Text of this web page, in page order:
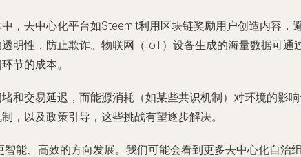
，去中心化平台如Steemit利用区块链奖励用户创造内容，
明性，防止欺诈。物联网（IoT）设备生成的海量数据可通
节的成本。
和交易延迟，而能源消耗（如某些共识机制）对环境的影
，以及政策引导，这些挑战有望逐步解决。
能、高效的方向发展。我们可能会看到更多去中心化自治